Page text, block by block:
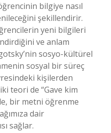
bilgiye nasıl
şekillendirir.
yeni bilgileri
ve anlam
sosyo-kültürel
sosyal bir süreç
kişilerden
teori de “Gave kim
bir metni öğrenme
dair
sağlar.